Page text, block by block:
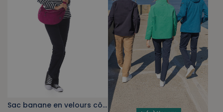
Sac banane en velours côtelé fuchsia foncé